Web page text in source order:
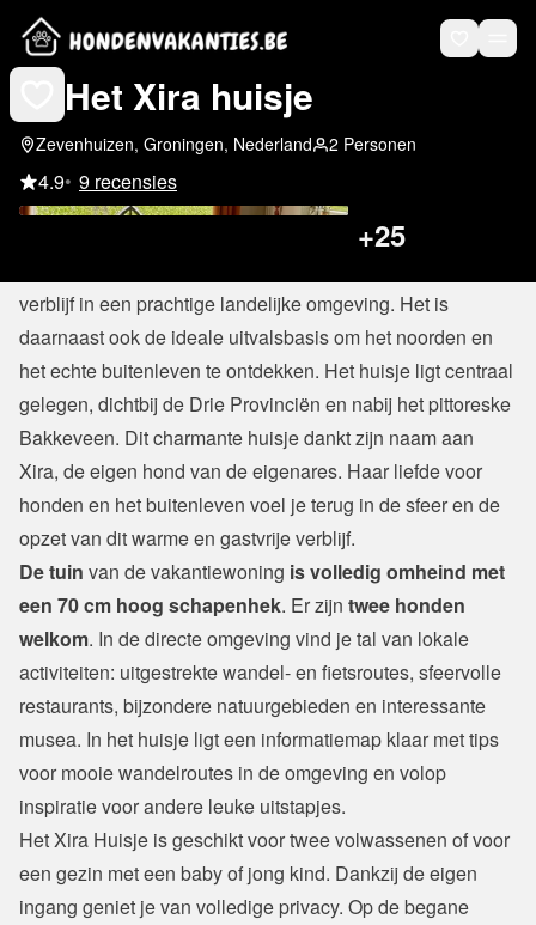
Het Xira huisje
Zevenhuizen, Groningen, Nederland 2 Personen
4.9• 9 recensies
+25
verblijf in een prachtige landelijke omgeving. Het is
daarnaast ook de ideale uitvalsbasis om het noorden en
het echte buitenleven te ontdekken. Het huisje ligt centraal
gelegen, dichtbij de Drie Provinciën en nabij het pittoreske
Bakkeveen. Dit charmante huisje dankt zijn naam aan
Xira, de eigen hond van de eigenares. Haar liefde voor
honden en het buitenleven voel je terug in de sfeer en de
opzet van dit warme en gastvrije verblijf.
De tuin van de vakantiewoning is volledig omheind met
een 70 cm hoog schapenhek. Er zijn twee honden
welkom. In de directe omgeving vind je tal van lokale
activiteiten: uitgestrekte wandel- en fietsroutes, sfeervolle
restaurants, bijzondere natuurgebieden en interessante
musea. In het huisje ligt een informatiemap klaar met tips
voor mooie wandelroutes in de omgeving en volop
inspiratie voor andere leuke uitstapjes.
Het Xira Huisje is geschikt voor twee volwassenen of voor
een gezin met een baby of jong kind. Dankzij de eigen
ingang geniet je van volledige privacy. Op de begane